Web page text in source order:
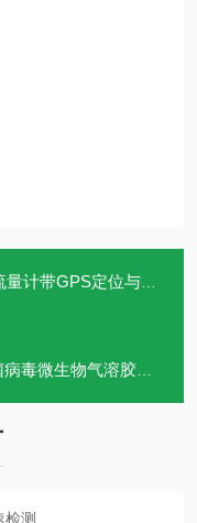
计带GPS定位与打印
微生物气溶胶采样器